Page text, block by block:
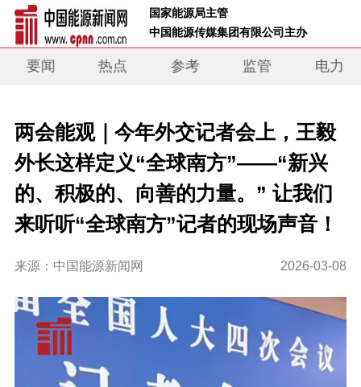
国家能源局主管
中国能源传媒集团有限公司主办
要闻 热点 参考 监管 电力
两会能观｜今年外交记者会上，王毅
外长这样定义“全球南方”——“新兴
的、积极的、向善的力量。” 让我们
来听听“全球南方”记者的现场声音！
来源：中国能源新闻网 2026-03-08